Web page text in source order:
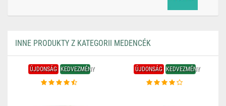
INNE PRODUKTY Z KATEGORII MEDENCÉK
ÚJDONSÁG KEDVEZMÉNY ÚJDONSÁG KEDVEZMÉNY